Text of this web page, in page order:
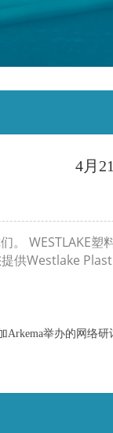
4月
。 WESTLAKE塑
供Westlake
Arkema举办的网络研